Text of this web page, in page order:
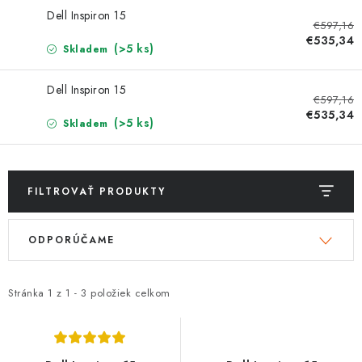
Jak na Jupiter Obchodní podmínky
Hodnotenie obchodu
Dell Inspiron 15
Skladem (>5 ks)
€597,16
€535,34
Dell Inspiron 15
Skladem (>5 ks)
€597,16
€535,34
FILTROVAŤ PRODUKTY
V
i
Stránka 1 z 1 - 3 položiek celkom
R
e
ODPORÚČAME